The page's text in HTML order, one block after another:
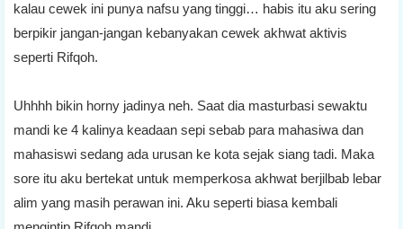
kalau cewek ini punya nafsu yang tinggi… habis itu aku sering
berpikir jangan-jangan kebanyakan cewek akhwat aktivis
seperti Rifqoh.
Uhhhh bikin horny jadinya neh. Saat dia masturbasi sewaktu
mandi ke 4 kalinya keadaan sepi sebab para mahasiwa dan
mahasiswi sedang ada urusan ke kota sejak siang tadi. Maka
sore itu aku bertekat untuk memperkosa akhwat berjilbab lebar
alim yang masih perawan ini. Aku seperti biasa kembali